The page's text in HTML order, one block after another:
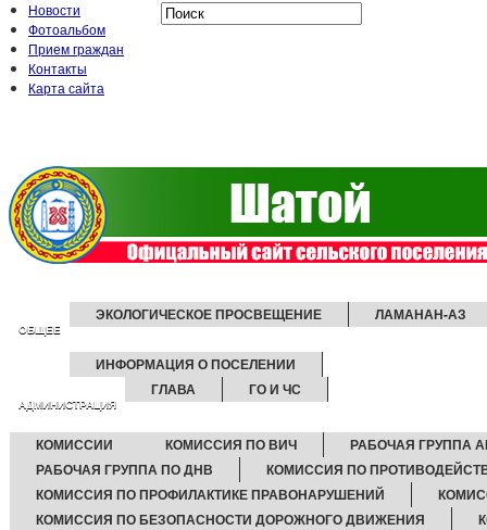
Новости
Фотоальбом
Прием граждан
Контакты
Карта сайта
ОБЩЕЕ
ЭКОЛОГИЧЕСКОЕ ПРОСВЕЩЕНИЕ ЛАМАНАН-АЗ
ИНФОРМАЦИЯ О ПОСЕЛЕНИИ
АДМИНИСТРАЦИЯ
ГЛАВА ГО И ЧС
КОМИССИИ КОМИССИЯ ПО ВИЧ
РАБОЧАЯ ГРУППА
РАБОЧАЯ ГРУППА ПО ДНВ
КОМИССИЯ ПО
КОМИССИЯ ПО ПРОФИЛАКТИКЕ ПРАВОНАРУШЕНИЙ
КОМИССИЯ ПО БЕЗОПАСНОСТИ ДОРОЖНОГО ДВИЖЕНИЯ